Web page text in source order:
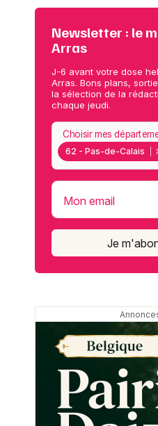
Newsletter : le
Arras
J-6 avant votre dose
Arras. Bons plans,
la sélection de la
chaque jeudi.
62 - Pas-de-Calais
Choisir mes
Mon email
Je